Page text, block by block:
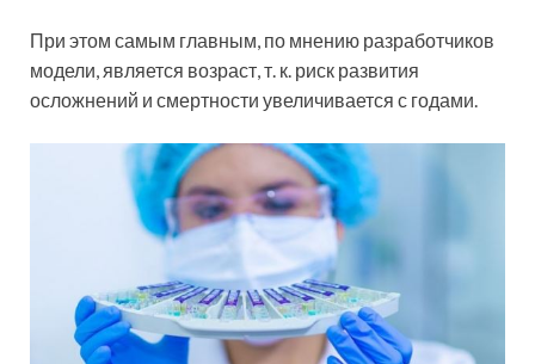
При этом самым главным, по мнению разработчиков
модели, является возраст, т. к. риск развития
осложнений и смертности увеличивается с годами.